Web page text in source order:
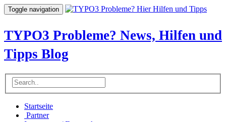
Toggle navigation
TYPO3 Probleme? News, Hilfen und
Tipps Blog
Startseite
Partner